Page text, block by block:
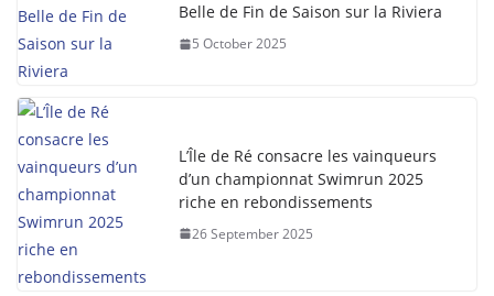
Belle de Fin de Saison sur la Riviera
5 October 2025
L’Île de Ré consacre les vainqueurs
d’un championnat Swimrun 2025
riche en rebondissements
26 September 2025